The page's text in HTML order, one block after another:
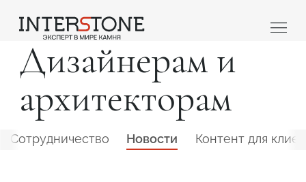
Дизайнерам и
архитекторам
Сотрудничество Новости Контент для